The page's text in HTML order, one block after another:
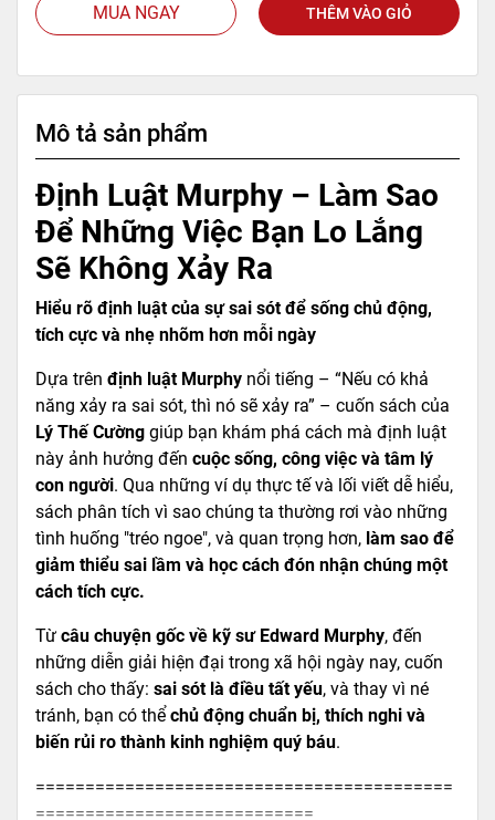
MUA NGAY THÊM VÀO GIỎ
Mô tả sản phẩm
Định Luật Murphy – Làm Sao
Để Những Việc Bạn Lo Lắng
Sẽ Không Xảy Ra
Hiểu rõ định luật của sự sai sót để sống chủ động,
tích cực và nhẹ nhõm hơn mỗi ngày
Dựa trên định luật Murphy nổi tiếng – “Nếu có khả
năng xảy ra sai sót, thì nó sẽ xảy ra” – cuốn sách của
Lý Thế Cường giúp bạn khám phá cách mà định luật
này ảnh hưởng đến cuộc sống, công việc và tâm lý
con người. Qua những ví dụ thực tế và lối viết dễ hiểu,
sách phân tích vì sao chúng ta thường rơi vào những
tình huống "tréo ngoe", và quan trọng hơn, làm sao để
giảm thiểu sai lầm và học cách đón nhận chúng một
cách tích cực.
Từ câu chuyện gốc về kỹ sư Edward Murphy, đến
những diễn giải hiện đại trong xã hội ngày nay, cuốn
sách cho thấy: sai sót là điều tất yếu, và thay vì né
tránh, bạn có thể chủ động chuẩn bị, thích nghi và
biến rủi ro thành kinh nghiệm quý báu.
==========================================
============================